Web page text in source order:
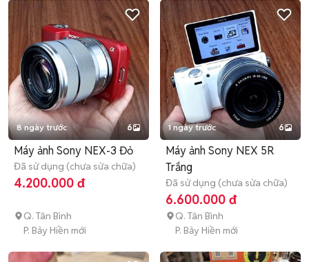
8 ngày trước 6
Máy ảnh Sony NEX-3 Đỏ
Đã sử dụng (chưa sửa chữa)
4.200.000 đ
Q. Tân Bình
P. Bảy Hiền mới
1 ngày trước 6
Máy ảnh Sony NEX 5R
Trắng
Đã sử dụng (chưa sửa chữa)
6.600.000 đ
Q. Tân Bình
P. Bảy Hiền mới